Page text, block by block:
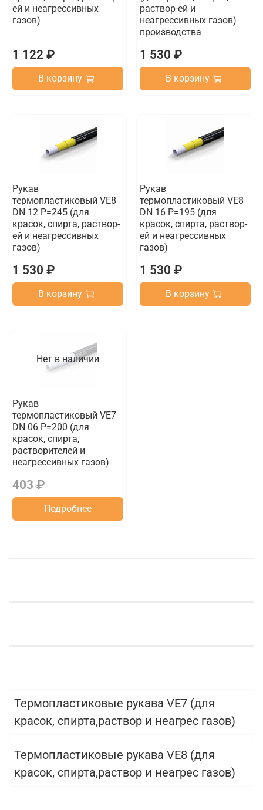
ей и неагрессивных
газов)
1 122 ₽
В корзину
раствор-ей и
неагрессивных газов)
производства
1 530 ₽
В корзину
Рукав
термопластиковый VE8
DN 12 P=245 (для
красок, спирта, раствор-
ей и неагрессивных
газов)
1 530 ₽
В корзину
Рукав
термопластиковый VE8
DN 16 P=195 (для
красок, спирта, раствор-
ей и неагрессивных
газов)
1 530 ₽
В корзину
Нет в наличии
Рукав
термопластиковый VE7
DN 06 P=200 (для
красок, спирта,
растворителей и
неагрессивных газов)
403 ₽
Подробнее
Термопластиковые рукава VE7 (для
красок, спирта,раствор и неагрес газов)
Термопластиковые рукава VE8 (для
красок, спирта,раствор и неагрес газов)